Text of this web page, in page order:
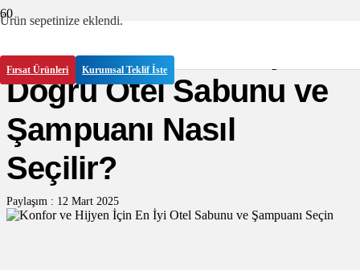
Ürün sepetinize eklendi.
Fırsat Ürünleri Kurumsal Teklif İste
Hijyen ve Konfor için
Doğru Otel Sabunu ve
Şampuanı Nasıl
Seçilir?
Paylaşım : 12 Mart 2025